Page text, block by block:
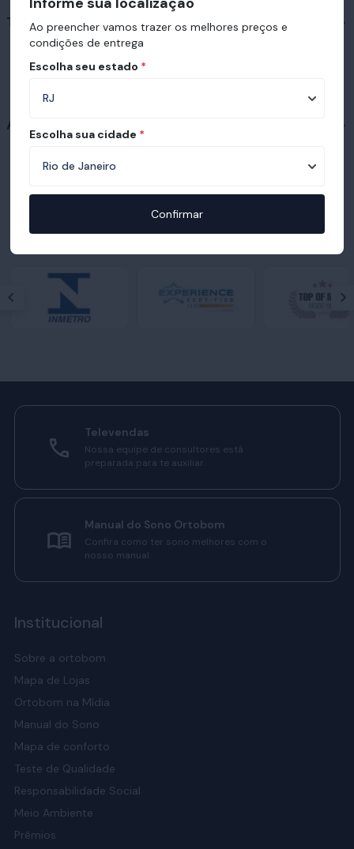
Travesseiros em destaque
Acessórios
Prêmios e certificações recebidas pelo
Televendas
Nossa equipe de consultores está
preparada para te auxiliar.
Manual do Sono Ortobom
Confira como ter sono melhores com o
nosso manual.
Institucional
Sobre a ortobom
Mapa de Lojas
Ortobom na Mídia
Manual do Sono
Mapa de conforto
Teste de Qualidade
Responsabilidade Social
Meio Ambiente
Prêmios
Ao preencher vamos trazer os melhores preços e
condições de entrega
Escolha seu estado *
Escolha sua cidade *
Confirmar